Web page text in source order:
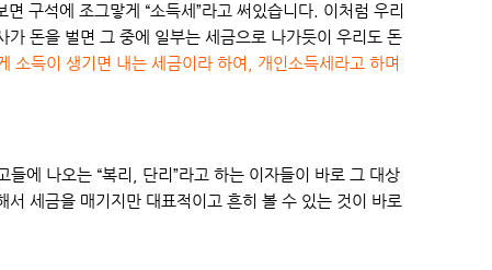
구석에 조그맣게 “소득세”라고 써있습니다. 이처럼 우리
돈을 벌면 그 중에 일부는 세금으로 나가듯이 우리도 돈
소득이 생기면 내는 세금이라 하여, 개인소득세라고 하며
에 나오는 “복리, 단리”라고 하는 이자들이 바로 그 대상
세금을 매기지만 대표적이고 흔히 볼 수 있는 것이 바로